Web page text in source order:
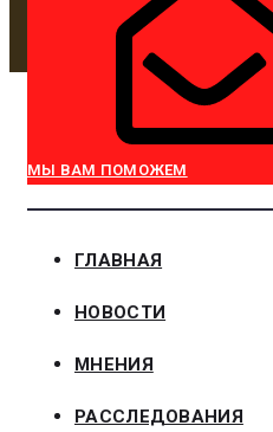
МЫ ВАМ ПОМОЖЕМ
ГЛАВНАЯ
НОВОСТИ
МНЕНИЯ
РАССЛЕДОВАНИЯ